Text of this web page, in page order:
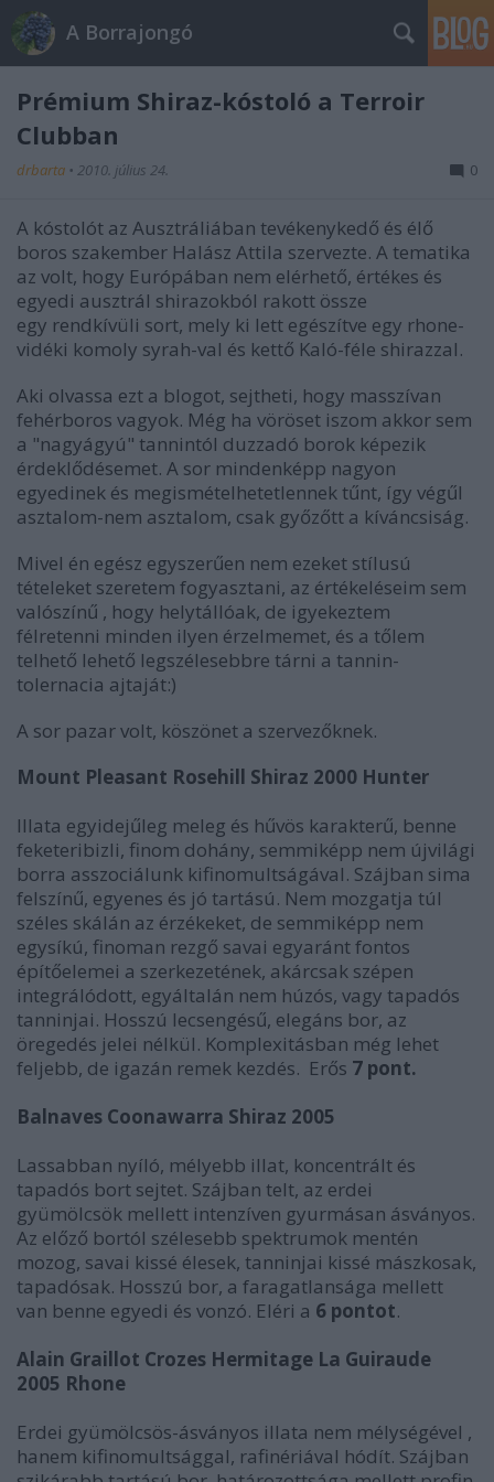
A Borrajongó
Prémium Shiraz-kóstoló a Terroir
Clubban
drbarta • 2010. július 24. 0
A kóstolót az Ausztráliában tevékenykedő és élő
boros szakember Halász Attila szervezte. A tematika
az volt, hogy Európában nem elérhető, értékes és
egyedi ausztrál shirazokból rakott össze
egy rendkívüli sort, mely ki lett egészítve egy rhone-
vidéki komoly syrah-val és kettő Kaló-féle shirazzal.
Aki olvassa ezt a blogot, sejtheti, hogy masszívan
fehérboros vagyok. Még ha vöröset iszom akkor sem
a "nagyágyú" tannintól duzzadó borok képezik
érdeklődésemet. A sor mindenképp nagyon
egyedinek és megismételhetetlennek tűnt, így végűl
asztalom-nem asztalom, csak győzőtt a kíváncsiság.
Mivel én egész egyszerűen nem ezeket stílusú
tételeket szeretem fogyasztani, az értékeléseim sem
valószínű , hogy helytállóak, de igyekeztem
félretenni minden ilyen érzelmemet, és a tőlem
telhető lehető legszélesebbre tárni a tannin-
tolernacia ajtaját:)
A sor pazar volt, köszönet a szervezőknek.
Mount Pleasant Rosehill Shiraz 2000 Hunter
Illata egyidejűleg meleg és hűvös karakterű, benne
feketeribizli, finom dohány, semmiképp nem újvilági
borra asszociálunk kifinomultságával. Szájban sima
felszínű, egyenes és jó tartású. Nem mozgatja túl
széles skálán az érzékeket, de semmiképp nem
egysíkú, finoman rezgő savai egyaránt fontos
építőelemei a szerkezetének, akárcsak szépen
integrálódott, egyáltalán nem húzós, vagy tapadós
tanninjai. Hosszú lecsengésű, elegáns bor, az
öregedés jelei nélkül. Komplexitásban még lehet
feljebb, de igazán remek kezdés. Erős 7 pont.
Balnaves Coonawarra Shiraz 2005
Lassabban nyíló, mélyebb illat, koncentrált és
tapadós bort sejtet. Szájban telt, az erdei
gyümölcsök mellett intenzíven gyurmásan ásványos.
Az előző bortól szélesebb spektrumok mentén
mozog, savai kissé élesek, tanninjai kissé mászkosak,
tapadósak. Hosszú bor, a faragatlansága mellett
van benne egyedi és vonzó. Eléri a 6 pontot.
Alain Graillot Crozes Hermitage La Guiraude
2005 Rhone
Erdei gyümölcsös-ásványos illata nem mélységével ,
hanem kifinomultsággal, rafinériával hódít. Szájban